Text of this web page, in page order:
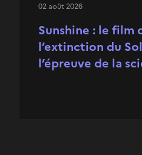
Sunshine : le film
l’extinction du
l’épreuve de la
02 août 2026